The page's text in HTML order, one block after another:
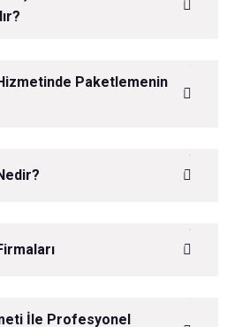
Paketlemenin
İle Profesyonel